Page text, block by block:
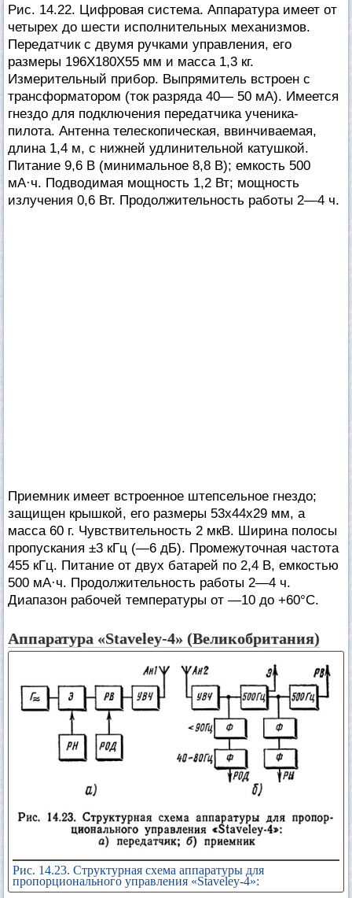
Рис. 14.22. Цифровая система. Аппаратура имеет от
четырех до шести исполнительных механизмов.
Передатчик с двумя ручками управления, его
размеры 196X180X55 мм и масса 1,3 кг.
Измерительный прибор. Выпрямитель встроен с
трансформатором (ток разряда 40— 50 мА). Имеется
гнездо для подключения передатчика ученика-
пилота. Антенна телескопическая, ввинчиваемая,
длина 1,4 м, с нижней удлинительной катушкой.
Питание 9,6 В (минимальное 8,8 В); емкость 500
мА·ч. Подводимая мощность 1,2 Вт; мощность
излучения 0,6 Вт. Продолжительность работы 2—4 ч.
Приемник имеет встроенное штепсельное гнездо;
защищен крышкой, его размеры 53x44x29 мм, а
масса 60 г. Чувствительность 2 мкВ. Ширина полосы
пропускания ±3 кГц (—6 дБ). Промежуточная частота
455 кГц. Питание от двух батарей по 2,4 В, емкостью
500 мА·ч. Продолжительность работы 2—4 ч.
Диапазон рабочей температуры от —10 до +60°С.
Аппаратура «Staveley-4» (Великобритания)
Рис. 14.23. Структурная схема аппаратуры для
пропорционального управления «Staveley-4»: